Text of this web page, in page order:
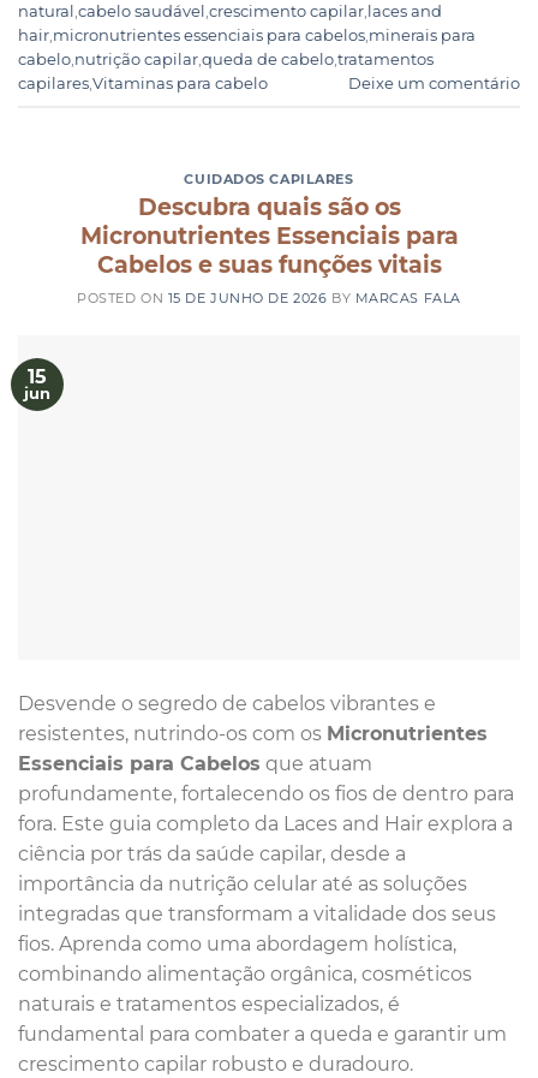
natural cabelo saudável crescimento capilar laces and
hair micronutrientes essenciais para cabelos minerais para
cabelo nutrição capilar queda de cabelo tratamentos
capilares Vitaminas para cabelo Deixe um comentário
CUIDADOS CAPILARES
Descubra quais são os
Micronutrientes Essenciais para
Cabelos e suas funções vitais
POSTED ON 15 DE JUNHO DE 2026 BY MARCAS FALA
15
jun
Desvende o segredo de cabelos vibrantes e
resistentes, nutrindo-os com os Micronutrientes
Essenciais para Cabelos que atuam
profundamente, fortalecendo os fios de dentro para
fora. Este guia completo da Laces and Hair explora a
ciência por trás da saúde capilar, desde a
importância da nutrição celular até as soluções
integradas que transformam a vitalidade dos seus
fios. Aprenda como uma abordagem holística,
combinando alimentação orgânica, cosméticos
naturais e tratamentos especializados, é
fundamental para combater a queda e garantir um
crescimento capilar robusto e duradouro.